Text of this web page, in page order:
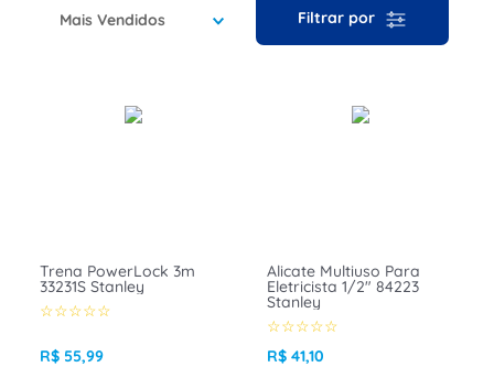
Mais Vendidos
Trena PowerLock 3m
33231S Stanley
☆☆☆☆☆
R$ 55,99
Alicate Multiuso Para
Eletricista 1/2" 84223
Stanley
☆☆☆☆☆
R$ 41,10
5º
dps